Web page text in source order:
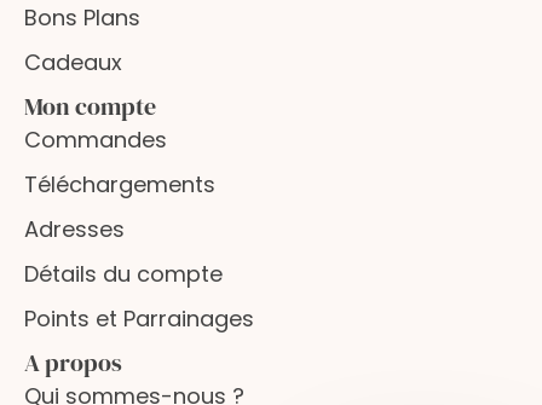
Bons Plans
Cadeaux
Mon compte
Commandes
Téléchargements
Adresses
Détails du compte
Points et Parrainages
A propos
Qui sommes-nous ?